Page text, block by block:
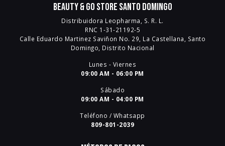
Beauty & Go Store Santo Domingo
Distribuidora Leopharma, S. R. L.
RNC 1-31-21192-5
Calle Eduardo Martinez Saviñon No. 29, La Castellana, Santo
Domingo, Distrito Nacional
Lunes - Viernes
09:00 AM - 06:00 PM
Sábado
09:00 AM - 04:00 PM
Teléfono / Whatsapp
809-801-2039